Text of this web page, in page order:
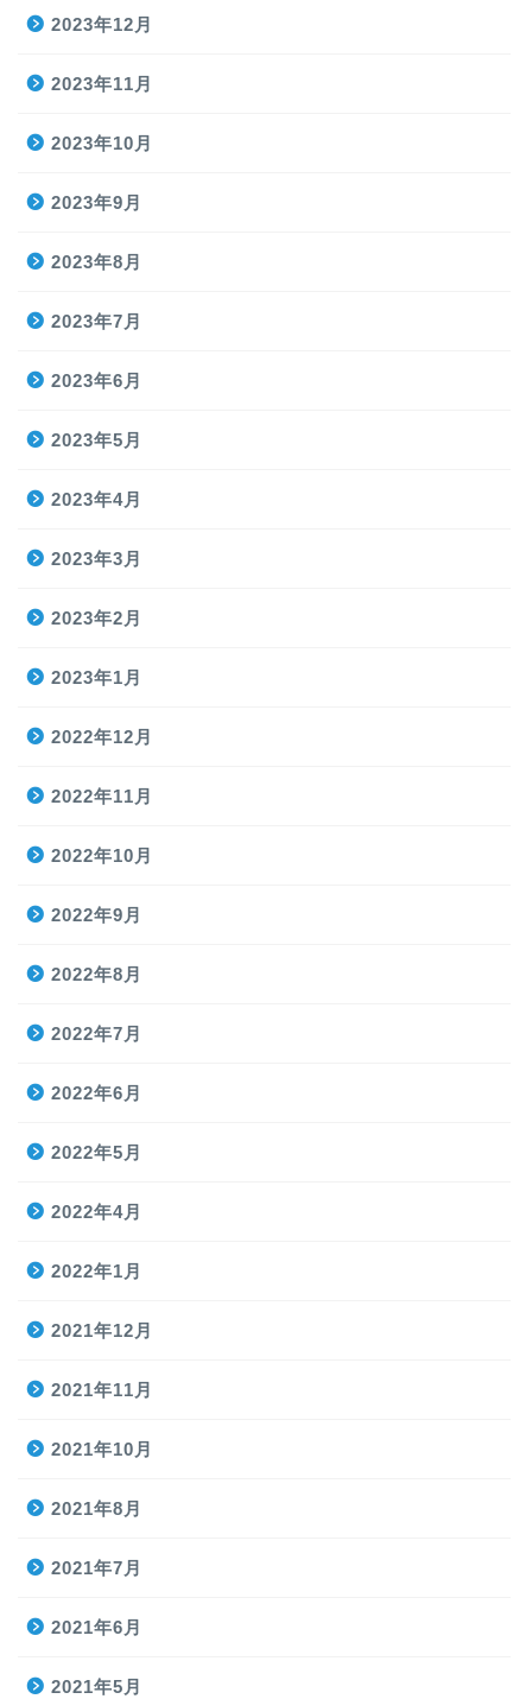
2023年12月
2023年11月
2023年10月
2023年9月
2023年8月
2023年7月
2023年6月
2023年5月
2023年4月
2023年3月
2023年2月
2023年1月
2022年12月
2022年11月
2022年10月
2022年9月
2022年8月
2022年7月
2022年6月
2022年5月
2022年4月
2022年1月
2021年12月
2021年11月
2021年10月
2021年8月
2021年7月
2021年6月
2021年5月